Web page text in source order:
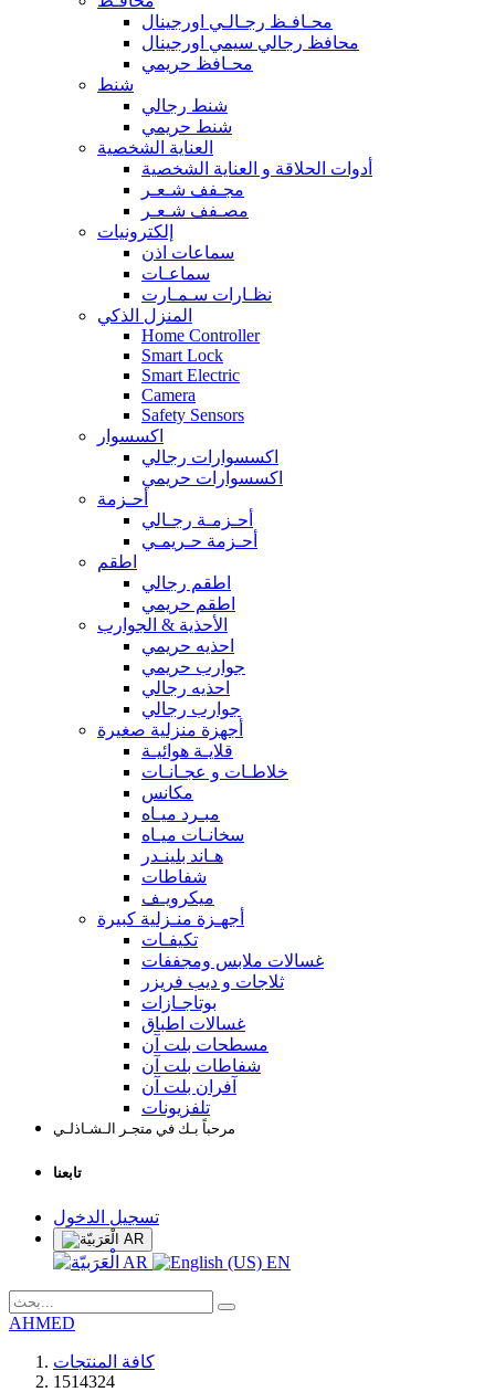
محـافـظ رجـالـي اورجينال
محافظ رجالي سيمي اورجينال
محـافظ حريمي
شنط
شنط رجالي
شنط حريمي
العناية الشخصية
أدوات الحلاقة و العناية الشخصية
مجـفف شـعـر
مصـفف شـعـر
إلكترونيات
سماعات اذن
سماعـات
نظـارات سـمـارت
المنزل الذكي
Home Controller
Smart Lock
Smart Electric
Camera
Safety Sensors
اكسسوار
اكسسوارات رجالي
اكسسوارات حريمي
أحـزمة
أحـزمـة رجـالي
أحـزمة حـريمـي
اطقم
اطقم رجالي
اطقم حريمي
الأحذية & الجوارب
احذيه حريمي
جوارب حريمي
احذيه رجالي
جوارب رجالي
أجهزة منزلية صغيرة
قلايـة هوائيـة
خلاطـات و عجـانـات
مكانس
مبـرد ميـاه
سخانـات ميـاه
هـاند بلينـدر
شفاطات
ميكرويـف
أجهـزة منـزلية كبيرة
تكيفـات
غسالات ملابس ومجففات
ثلاجات و ديب فريزر
بوتاجـازات
غسالات اطباق
مسطحات بلت آن
شفاطات بلت آن
آفران بلت آن
تلفزيونات
مرحباً بـك في متجـر الـشـاذلـي
تابعنا
تسجيل الدخول
AR
AR EN
AHMED
كافة المنتجات
1514324